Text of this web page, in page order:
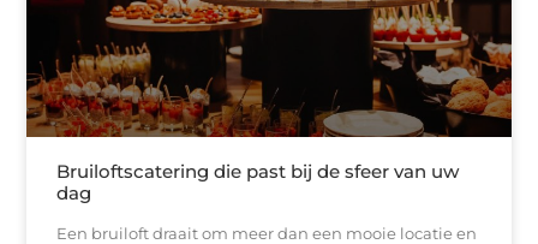
Bruiloftscatering die past bij de sfeer van uw
dag
Een bruiloft draait om meer dan een mooie locatie en